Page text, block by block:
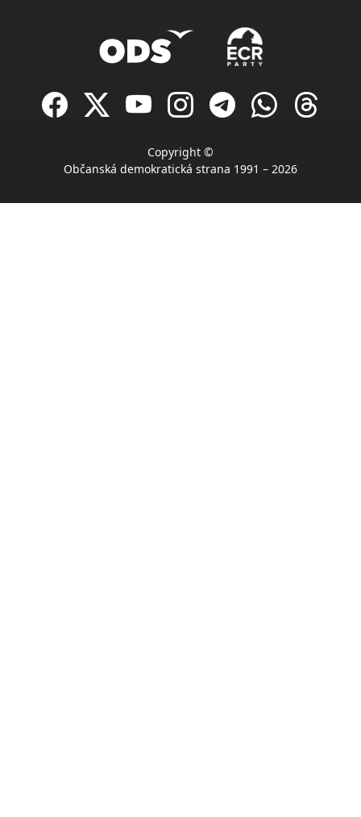
Copyright ©
Občanská demokratická strana 1991 – 2026